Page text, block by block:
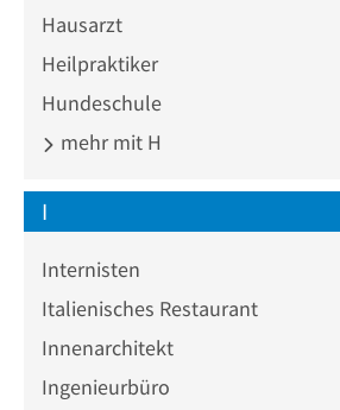
Hausarzt
Heilpraktiker
Hundeschule
mehr mit H
I
Internisten
Italienisches Restaurant
Innenarchitekt
Ingenieurbüro